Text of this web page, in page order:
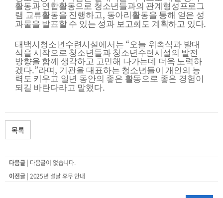
활동과 연합활동으로 청소년들과의 관계형성프로그
램 교류활동을 진행하고, 동아리활동을 통해 얻은 성
과물을 발표할 수 있는 성과 보고회도 계획하고 있다.
태백시청소년수련시설에서는 “오늘 위촉식과 발대
식을 시작으로 청소년들과 청소년수련시설의 발전
방향을 함께 생각하고 고민해 나가는데 더욱 노력하
겠다.”라며 , 기관을 대표하는 청소년들이 개인의 능
력도 키우고 일년 동안의 좋은 활동으로 좋은 경험이
되길 바란다라고 말했다.
목록
다음글 | 다음글이 없습니다.
이전글 | 2025년 설날 휴무 안내